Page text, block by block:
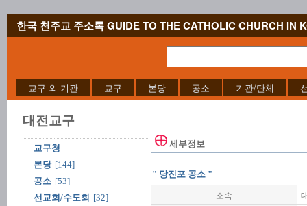
한국 천주교 주소록 GUIDE TO THE CATHOLIC CHURCH IN
교구 외 기관 교구 본당 공소 기관/단체
대전교구
교구청
본당 [144]
공소 [53]
선교회/수도회 [32]
세부정보
" 당진포 공소 "
소속